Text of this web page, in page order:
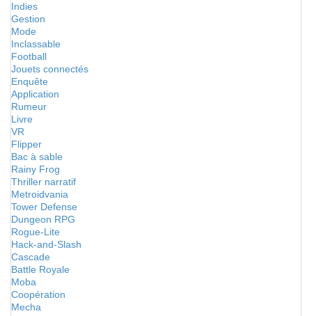
Indies
Gestion
Mode
Inclassable
Football
Jouets connectés
Enquête
Application
Rumeur
Livre
VR
Flipper
Bac à sable
Rainy Frog
Thriller narratif
Metroidvania
Tower Defense
Dungeon RPG
Rogue-Lite
Hack-and-Slash
Cascade
Battle Royale
Moba
Coopération
Mecha